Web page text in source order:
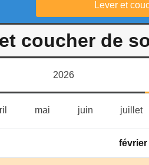
Lever et
coucher de
2026
mai juinjuin juillet
février